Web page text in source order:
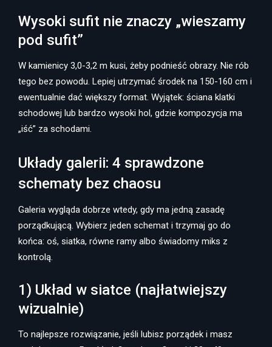
Wysoki sufit nie znaczy „wieszamy
pod sufit”
W kamienicy 3,0-3,2 m kusi, żeby podnieść obrazy. Nie rób
tego bez powodu. Lepiej utrzymać środek na 150-160 cm i
ewentualnie dać większy format. Wyjątek: ściana klatki
schodowej lub bardzo wysoki hol, gdzie kompozycja ma
„iść” za schodami.
Układy galerii: 4 sprawdzone
schematy bez chaosu
Galeria wygląda dobrze wtedy, gdy ma jedną zasadę
porządkującą. Wybierz jeden schemat i trzymaj go do
końca: oś, siatka, równe ramy albo świadomy miks z
kontrolą.
1) Układ w siatce (najłatwiejszy
wizualnie)
To najlepsze rozwiązanie, jeśli lubisz porządek i masz